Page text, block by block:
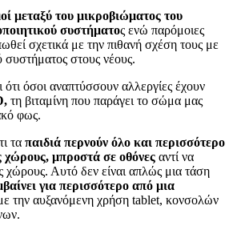
μεταξύ του μικροβιώματος του
συστήματος ενώ παρόμοιες
σχετικά με την πιθανή σχέση τους με
συστήματος στους νέους.
ότι όσοι αναπτύσσουν αλλεργίες έχουν
τη βιταμίνη που παράγει το σώμα μας
φως.
τα παιδιά περνούν όλο και περισσότερο
χώρους, μπροστά σε οθόνες αντί να
χώρους. Αυτό δεν είναι απλώς μια τάση
για περισσότερο από μια
την αυξανόμενη χρήση tablet, κονσολών